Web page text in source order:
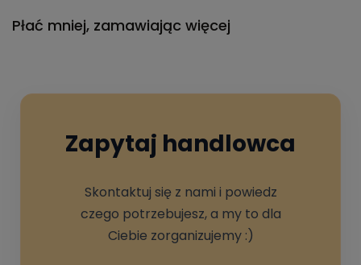
Płać mniej, zamawiając więcej
Zapytaj handlowca
Skontaktuj się z nami i powiedz
czego potrzebujesz, a my to dla
Ciebie zorganizujemy :)